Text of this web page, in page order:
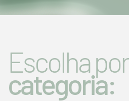
Escolha por
categoria: